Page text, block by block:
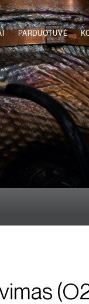
PARDUOTUVĖ